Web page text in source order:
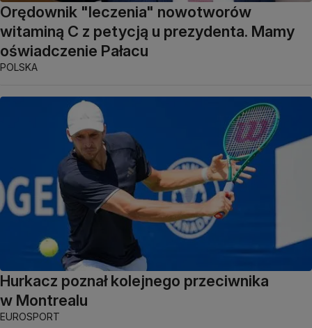
Orędownik "leczenia" nowotworów
witaminą C z petycją u prezydenta. Mamy
oświadczenie Pałacu
POLSKA
Hurkacz poznał kolejnego przeciwnika
w Montrealu
EUROSPORT